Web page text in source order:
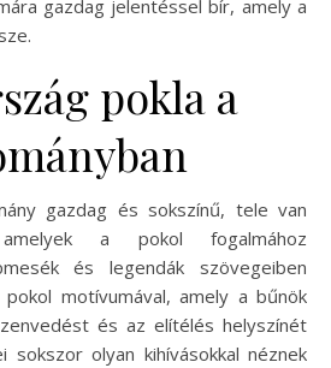
gazdag jelentéssel bír, amely a
pokla a
gazdag és sokszínű, tele van
a pokol fogalmához
és legendák szövegeiben
pokol motívumával, amely a bűnök
és az elítélés helyszínét
sokszor olyan kihívásokkal néznek